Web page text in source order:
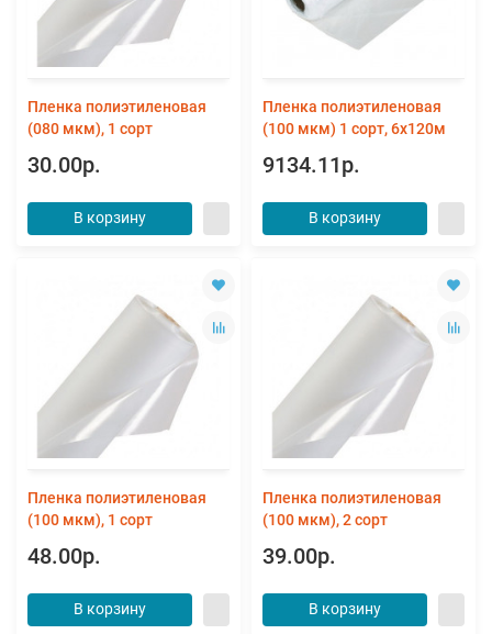
Пленка полиэтиленовая
(080 мкм), 1 сорт
30.00р.
В корзину
Пленка полиэтиленовая
(100 мкм) 1 сорт, 6х120м
9134.11р.
В корзину
Пленка полиэтиленовая
(100 мкм), 1 сорт
48.00р.
В корзину
Пленка полиэтиленовая
(100 мкм), 2 сорт
39.00р.
В корзину